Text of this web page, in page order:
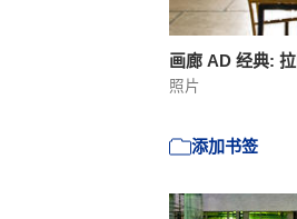
画廊 AD 经典:
照片
添加书签